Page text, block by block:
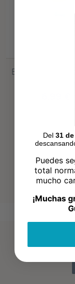
Biberón Guca rosa
de silicona
Del 31
Puedes
total
mucho
¡Muchas